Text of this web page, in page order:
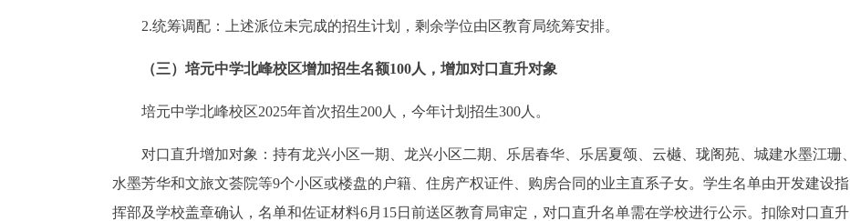
2.统筹调配：上述派位未完成的招生计划，剩余学位由区教育局统筹安排。
（三）培元中学北峰校区增加招生名额100人，增加对口直升对象
培元中学北峰校区2025年首次招生200人，今年计划招生300人。
对口直升增加对象：持有龙兴小区一期、龙兴小区二期、乐居春华、乐居夏颂、云樾、珑阁苑、城建水墨江珊、
水墨芳华和文旅文荟院等9个小区或楼盘的户籍、住房产权证件、购房合同的业主直系子女。学生名单由开发建设指
挥部及学校盖章确认，名单和佐证材料6月15日前送区教育局审定，对口直升名单需在学校进行公示。扣除对口直升